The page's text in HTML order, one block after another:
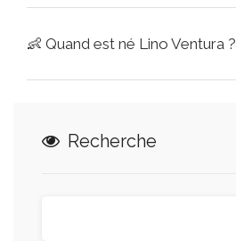
👶 Quand est né Lino Ventura ?
Recherche